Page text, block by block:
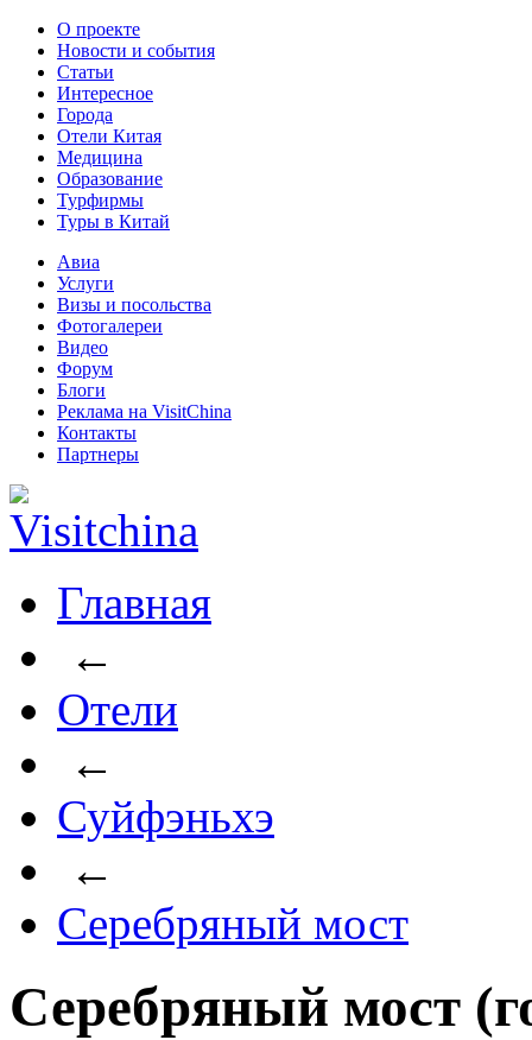
О проекте
Новости и события
Статьи
Интересное
Города
Отели Китая
Медицина
Образование
Турфирмы
Туры в Китай
Авиа
Услуги
Визы и посольства
Фотогалереи
Видео
Форум
Блоги
Реклама на VisitChina
Контакты
Партнеры
Главная
←
Отели
←
Суйфэньхэ
←
Серебряный мост
Серебряный мост